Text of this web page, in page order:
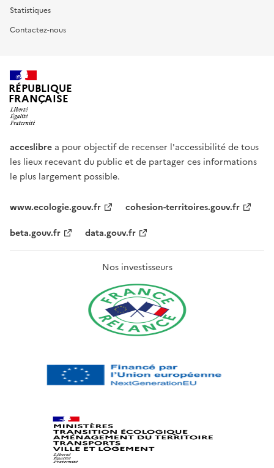
Statistiques
Contactez-nous
RÉPUBLIQUE
FRANÇAISE
acceslibre a pour objectif de recenser l'accessibilité de tous
les lieux recevant du public et de partager ces informations
le plus largement possible.
www.ecologie.gouv.fr
cohesion-territoires.gouv.fr
beta.gouv.fr
data.gouv.fr
Nos investisseurs